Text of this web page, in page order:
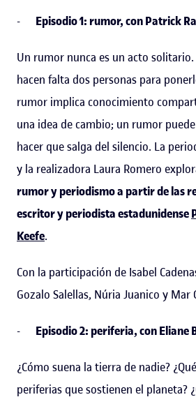
- Episodio 1: rumor, con Patrick
Un rumor nunca es un acto
hacen falta dos personas para
rumor implica conocimiento
una idea de cambio; un rumor
hacer que salga del silencio. La
y la realizadora Laura Romero
rumor y periodismo a partir de las
escritor y periodista estadunidense
Keefe.
Con la participación de Isabel
Gozalo Salellas, Núria Juanico y Mar
- Episodio 2: periferia, con Eliane
¿Cómo suena la tierra de nadie?
periferias que sostienen el planeta?